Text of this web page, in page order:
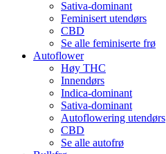
Sativa-dominant
Feminisert utendørs
CBD
Se alle feminiserte frø
Autoflower
Høy THC
Innendørs
Indica-dominant
Sativa-dominant
Autoflowering utendørs
CBD
Se alle autofrø